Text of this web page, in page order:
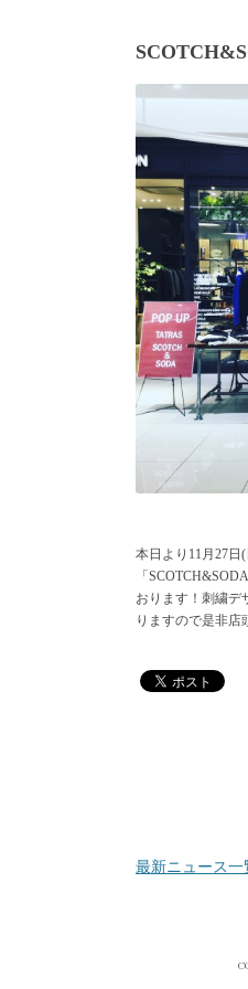
本日より11月27日
「
おります！刺繍デ
りますので是非店
最新ニュース一